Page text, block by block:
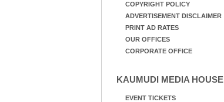
COPYRIGHT POLICY
ADVERTISEMENT DISCLAIMER
PRINT AD RATES
OUR OFFICES
CORPORATE OFFICE
KAUMUDI MEDIA HOUSE
EVENT TICKETS